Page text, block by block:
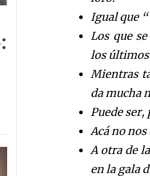
Igual que “
Los que
los últimos
Mientras
da mucha
Puede ser,
Acáno nos
A otra de
en la gala